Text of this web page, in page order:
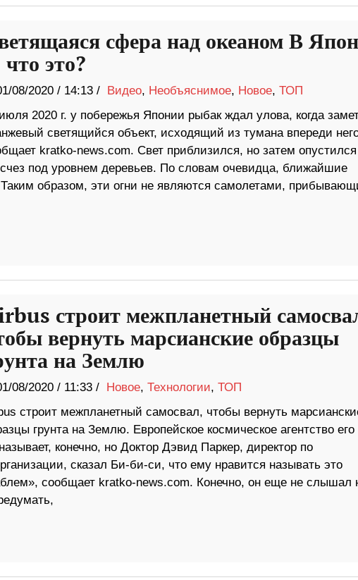
сфера над океаном В
это?
08/2020/ 14:13 / Видео, Необъяснимое, Новое, ТОП
2020 г. у побережья Японии рыбак ждал улова, когда
светящийся объект, исходящий из тумана впереди
kratko-news.com. Свет приблизился, но затем
под уровнем деревьев. По словам очевидца, ближайшие
образом, эти огни не являются самолетами,
строит межпланетный
вернуть марсианские образцы
на Землю
08/2020/ 11:33 / Новое, Технологии, ТОП
строит межпланетный самосвал, чтобы вернуть
грунта на Землю. Европейское космическое агентство его
конечно, но Доктор Дэвид Паркер, директор по
сказал Би-би-си, что ему нравится называть это
сообщает kratko-news.com. Конечно, он еще не слышал